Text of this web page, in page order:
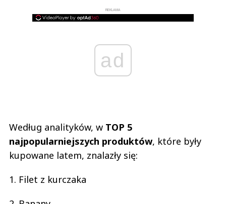
REKLAMA
ad
Według analityków, w TOP 5
najpopularniejszych produktów, które były
kupowane latem, znalazły się:
1. Filet z kurczaka